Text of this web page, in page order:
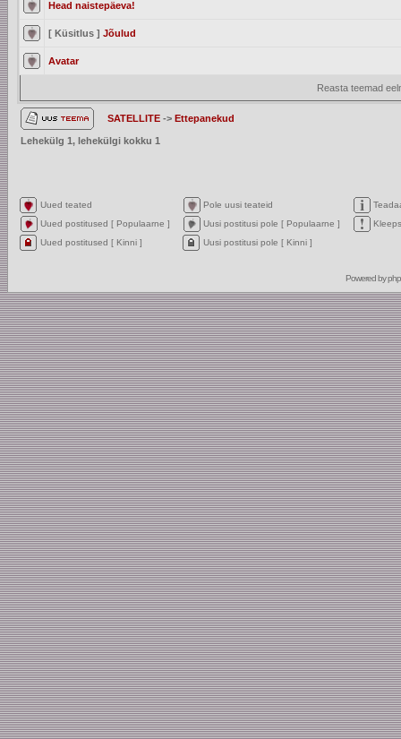
Head naistepäeva!
[ Küsitlus ] Jõulud
Avatar
Reasta teemad
SATELLITE -> Ettepanekud
Lehekülg 1, lehekülgi kokku 1
Uued teated Pole uusi teateid
Uued postitused [ Populaarne ]
Uusi postitusi pole [ Populaarne ]
Kleeps
Uued postitused [ Kinni ]
Uusi postitusi pole [ Kinni ]
Powered by